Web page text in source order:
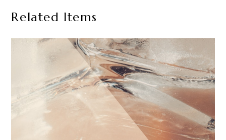
Related Items